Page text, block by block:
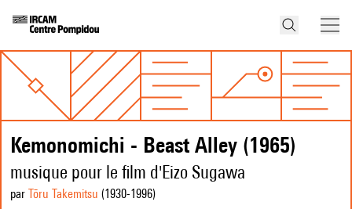
Kemonomichi - Beast Alley (1965)
musique pour le film d'Eizo Sugawa
par Tōru Takemitsu (1930-1996)